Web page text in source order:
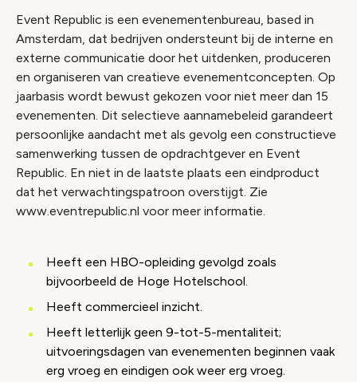
Event Republic is een evenementenbureau, based in
Amsterdam, dat bedrijven ondersteunt bij de interne en
externe communicatie door het uitdenken, produceren
en organiseren van creatieve evenementconcepten. Op
jaarbasis wordt bewust gekozen voor niet meer dan 15
evenementen. Dit selectieve aannamebeleid garandeert
persoonlijke aandacht met als gevolg een constructieve
samenwerking tussen de opdrachtgever en Event
Republic. En niet in de laatste plaats een eindproduct
dat het verwachtingspatroon overstijgt. Zie
www.eventrepublic.nl voor meer informatie.
Heeft een HBO-opleiding gevolgd zoals
bijvoorbeeld de Hoge Hotelschool.
Heeft commercieel inzicht.
Heeft letterlijk geen 9-tot-5-mentaliteit;
uitvoeringsdagen van evenementen beginnen vaak
erg vroeg en eindigen ook weer erg vroeg.